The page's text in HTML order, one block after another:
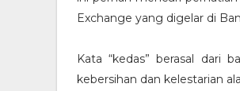
Exchange yang digelar di
Kata “kedas” berasal dari
kebersihan dan kelestarian